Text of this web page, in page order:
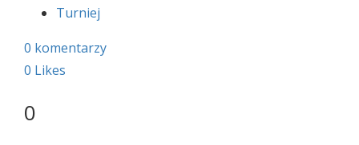
Turniej
0 komentarzy
0 Likes
0